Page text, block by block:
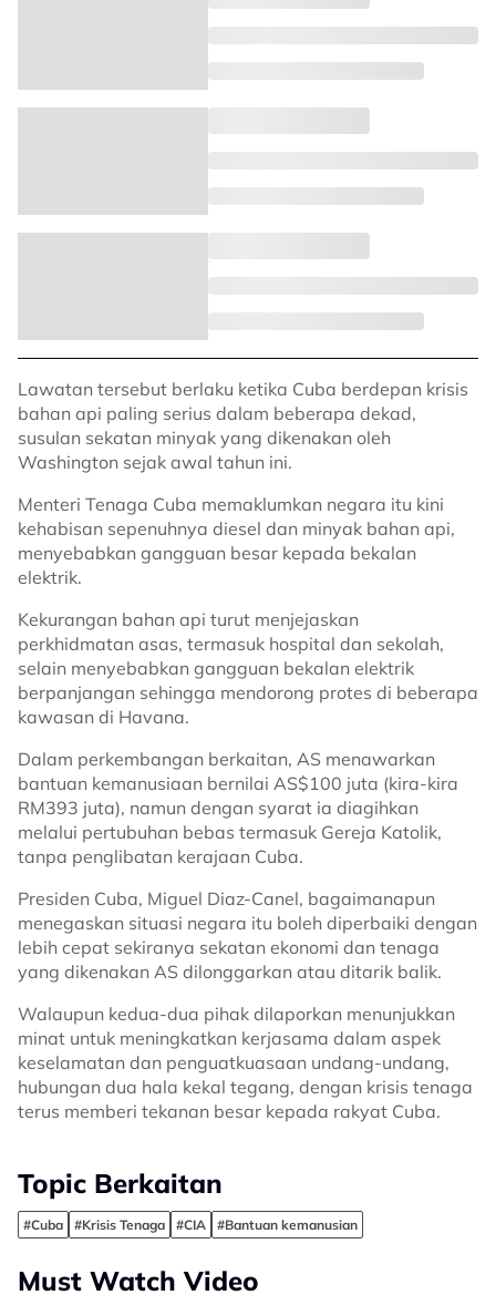
Lawatan tersebut berlaku ketika Cuba berdepan krisis
bahan api paling serius dalam beberapa dekad,
susulan sekatan minyak yang dikenakan oleh
Washington sejak awal tahun ini.
Menteri Tenaga Cuba memaklumkan negara itu kini
kehabisan sepenuhnya diesel dan minyak bahan api,
menyebabkan gangguan besar kepada bekalan
elektrik.
Kekurangan bahan api turut menjejaskan
perkhidmatan asas, termasuk hospital dan sekolah,
selain menyebabkan gangguan bekalan elektrik
berpanjangan sehingga mendorong protes di beberapa
kawasan di Havana.
Dalam perkembangan berkaitan, AS menawarkan
bantuan kemanusiaan bernilai AS$100 juta (kira-kira
RM393 juta), namun dengan syarat ia diagihkan
melalui pertubuhan bebas termasuk Gereja Katolik,
tanpa penglibatan kerajaan Cuba.
Presiden Cuba, Miguel Diaz-Canel, bagaimanapun
menegaskan situasi negara itu boleh diperbaiki dengan
lebih cepat sekiranya sekatan ekonomi dan tenaga
yang dikenakan AS dilonggarkan atau ditarik balik.
Walaupun kedua-dua pihak dilaporkan menunjukkan
minat untuk meningkatkan kerjasama dalam aspek
keselamatan dan penguatkuasaan undang-undang,
hubungan dua hala kekal tegang, dengan krisis tenaga
terus memberi tekanan besar kepada rakyat Cuba.
Topic Berkaitan
#Cuba #Krisis Tenaga #CIA #Bantuan kemanusian
Must Watch Video